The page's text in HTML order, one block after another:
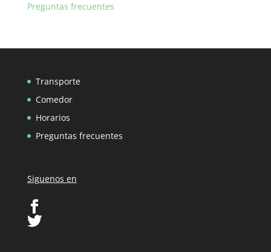
Preguntas frecuentes
Transporte
Comedor
Horarios
Preguntas frecuentes
Siguenos en